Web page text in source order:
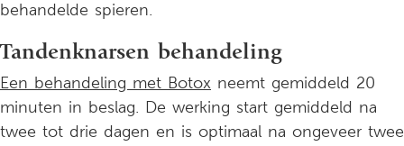
behandelde spieren.
Tandenknarsen behandeling
Een behandeling met Botox neemt gemiddeld 20
minuten in beslag. De werking start gemiddeld na
twee tot drie dagen en is optimaal na ongeveer twee